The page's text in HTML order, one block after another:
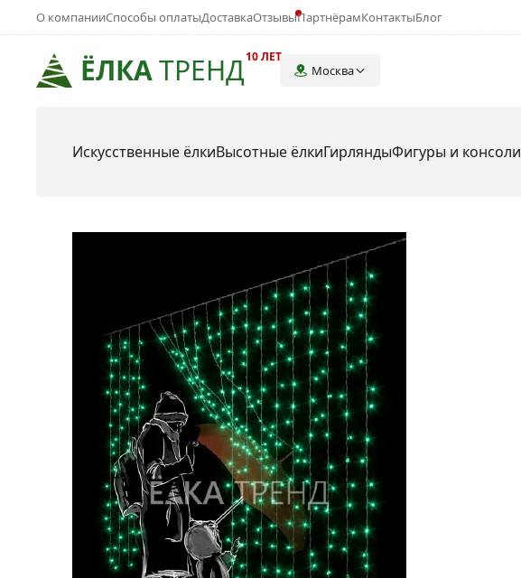
ЁЛКАТРЕНД10 ЛЕТ
Москва
О компанииСпособы оплатыДоставкаОтзывыПартнёрамКонтактыБлог
Искусственные ёлкиВысотные ёлкиГирляндыФигуры и консоли